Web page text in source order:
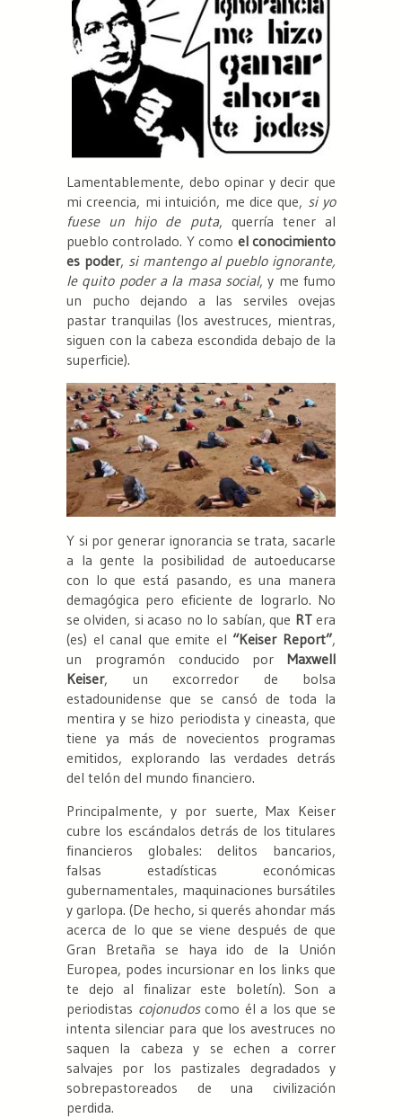
Lamentablemente, debo opinar y decir que
mi creencia, mi intuición, me dice que, si yo
fuese un hijo de puta, querría tener al
pueblo controlado. Y como el conocimiento
es poder, si mantengo al pueblo ignorante,
le quito poder a la masa social, y me fumo
un pucho dejando a las serviles ovejas
pastar tranquilas (los avestruces, mientras,
siguen con la cabeza escondida debajo de la
superficie).
Y si por generar ignorancia se trata, sacarle
a la gente la posibilidad de autoeducarse
con lo que está pasando, es una manera
demagógica pero eficiente de lograrlo. No
se olviden, si acaso no lo sabían, que RTera
(es) el canal que emite el “Keiser Report”,
un programón conducido por Maxwell
Keiser, un excorredor de bolsa
estadounidense que se cansó de toda la
mentira y se hizo periodista y cineasta, que
tiene ya más de novecientos programas
emitidos, explorando las verdades detrás
del telón del mundo financiero.
Principalmente, y por suerte, Max Keiser
cubre los escándalos detrás de los titulares
financieros globales: delitos bancarios,
falsas estadísticas económicas
gubernamentales, maquinaciones bursátiles
y garlopa. (De hecho, si querés ahondar más
acerca de lo que se viene después de que
Gran Bretaña se haya ido de la Unión
Europea, podes incursionar en los links que
te dejo al finalizar este boletín). Son a
periodistas cojonudoscomo él a los que se
intenta silenciar para que los avestruces no
saquen la cabeza y se echen a correr
salvajes por los pastizales degradados y
sobrepastoreados de una civilización
perdida.